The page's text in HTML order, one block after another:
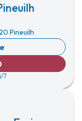
Pineuilh
7